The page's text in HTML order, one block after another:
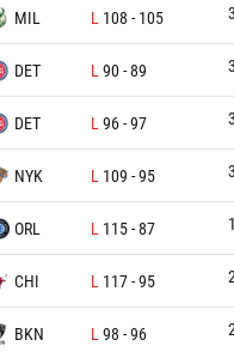
MIL L 108 - 105
DET L 90-89
DET L 96-97
NYK L 109 -95
ORL L 115-87
CHI L 117-95
BKN L 98 -96